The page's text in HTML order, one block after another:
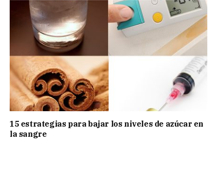
15 estrategias para bajar los niveles de azúcar en
la sangre